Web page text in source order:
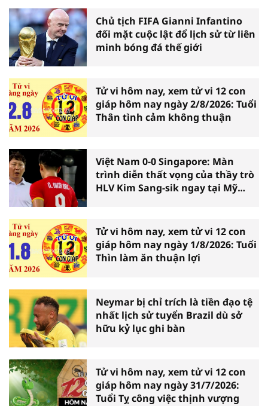
Chủ tịch FIFA Gianni Infantino
đối mặt cuộc lật đổ lịch sử từ liên
minh bóng đá thế giới
Tử vi hôm nay, xem tử vi 12 con
giáp hôm nay ngày 2/8/2026: Tuổi
Thân tình cảm không thuận
Việt Nam 0-0 Singapore: Màn
trình diễn thất vọng của thầy trò
HLV Kim Sang-sik ngay tại Mỹ
Tử vi hôm nay, xem tử vi 12 con
giáp hôm nay ngày 1/8/2026: Tuổi
Thìn làm ăn thuận lợi
Neymar bị chỉ trích là tiền đạo tệ
nhất lịch sử tuyển Brazil dù sở
hữu kỷ lục ghi bàn
Tử vi hôm nay, xem tử vi 12 con
giáp hôm nay ngày 31/7/2026:
Tuổi Tỵ công việc thịnh vượng